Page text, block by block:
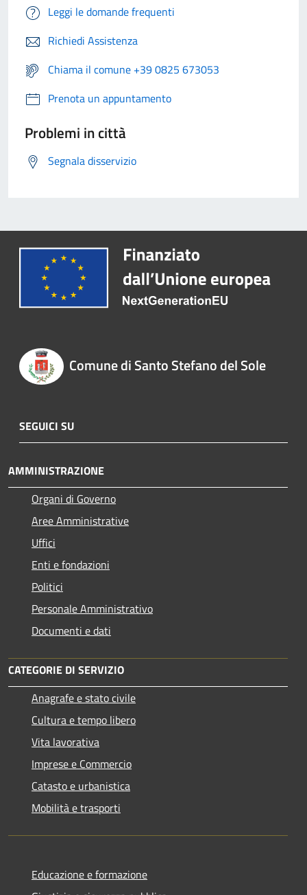
Leggi le domande frequenti
Richiedi Assistenza
Chiama il comune +39 0825 673053
Prenota un appuntamento
Problemi in città
Segnala disservizio
Comune di Santo Stefano del Sole
SEGUICI SU
AMMINISTRAZIONE
Organi di Governo
Aree Amministrative
Uffici
Enti e fondazioni
Politici
Personale Amministrativo
Documenti e dati
CATEGORIE DI SERVIZIO
Anagrafe e stato civile
Cultura e tempo libero
Vita lavorativa
Imprese e Commercio
Catasto e urbanistica
Mobilità e trasporti
Educazione e formazione